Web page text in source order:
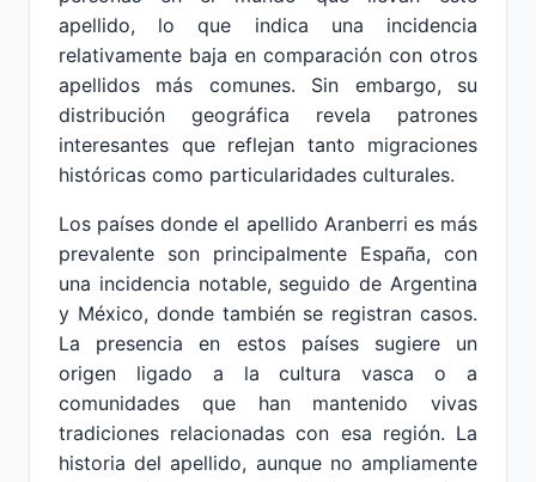
apellido, lo que indica una incidencia
relativamente baja en comparación con otros
apellidos más comunes. Sin embargo, su
distribución geográfica revela patrones
interesantes que reflejan tanto migraciones
históricas como particularidades culturales.
Los países donde el apellido Aranberri es más
prevalente son principalmente España, con
una incidencia notable, seguido de Argentina
y México, donde también se registran casos.
La presencia en estos países sugiere un
origen ligado a la cultura vasca o a
comunidades que han mantenido vivas
tradiciones relacionadas con esa región. La
historia del apellido, aunque no ampliamente